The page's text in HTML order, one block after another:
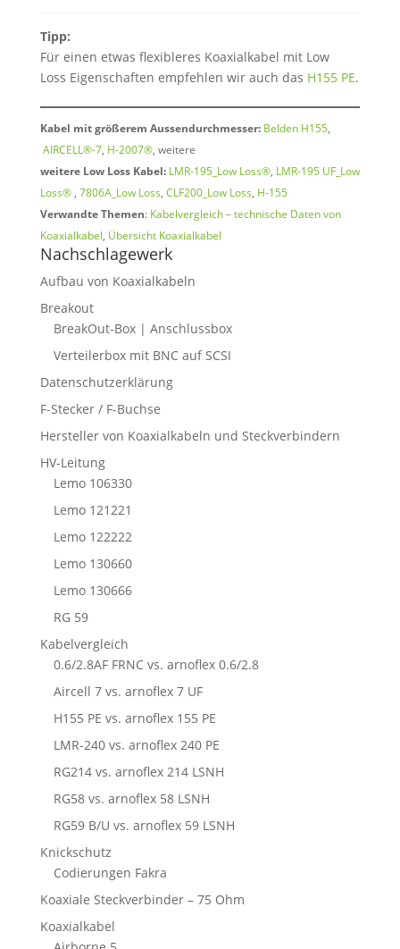
Tipp:
Für einen etwas flexibleres Koaxialkabel mit Low
Loss Eigenschaften empfehlen wir auch das H155 PE.
Kabel mit größerem Aussendurchmesser: Belden H155,
AIRCELL®-7, H-2007®, weitere
weitere Low Loss Kabel: LMR-195_Low Loss®, LMR-195 UF_Low
Loss®, 7806A_Low Loss, CLF200_Low Loss, H-155
Verwandte Themen: Kabelvergleich – technische Daten von
Koaxialkabel, Übersicht Koaxialkabel
Nachschlagewerk
Aufbau von Koaxialkabeln
Breakout
BreakOut-Box | Anschlussbox
Verteilerbox mit BNC auf SCSI
Datenschutzerklärung
F-Stecker / F-Buchse
Hersteller von Koaxialkabeln und Steckverbindern
HV-Leitung
Lemo 106330
Lemo 121221
Lemo 122222
Lemo 130660
Lemo 130666
RG 59
Kabelvergleich
0.6/2.8AF FRNC vs. arnoflex 0.6/2.8
Aircell 7 vs. arnoflex 7 UF
H155 PE vs. arnoflex 155 PE
LMR-240 vs. arnoflex 240 PE
RG214 vs. arnoflex 214 LSNH
RG58 vs. arnoflex 58 LSNH
RG59 B/U vs. arnoflex 59 LSNH
Knickschutz
Codierungen Fakra
Koaxiale Steckverbinder – 75 Ohm
Koaxialkabel